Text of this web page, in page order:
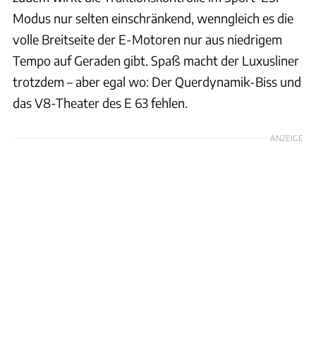
Modus nur selten einschränkend, wenngleich es die
volle Breitseite der E-Motoren nur aus niedrigem
Tempo auf Geraden gibt. Spaß macht der Luxusliner
trotzdem – aber egal wo: Der Querdynamik-Biss und
das V8-Theater des E 63 fehlen.
ANZEIGE